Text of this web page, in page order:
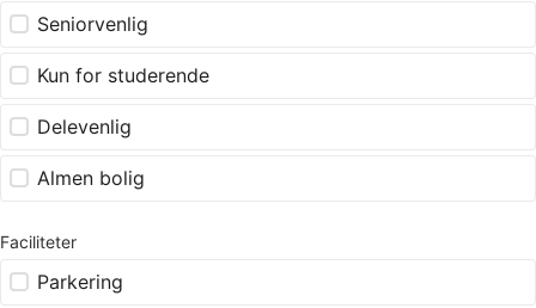
Seniorvenlig
Kun for studerende
Delevenlig
Almen bolig
Faciliteter
Parkering